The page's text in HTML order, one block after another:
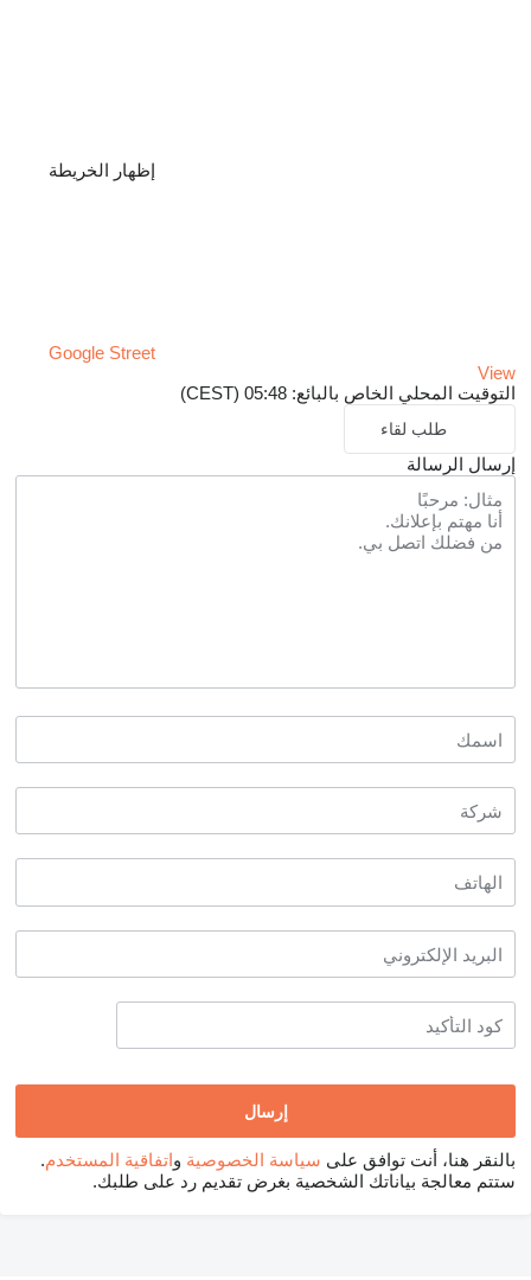
إظهار الخريطة
Google Street
View
التوقيت المحلي الخاص بالبائع: 05:48 (CEST)
طلب لقاء
إرسال الرسالة
بالنقر هنا، أنت توافق على سياسة الخصوصية واتفاقية المستخدم.
ستتم معالجة بياناتك الشخصية بغرض تقديم رد على طلبك.